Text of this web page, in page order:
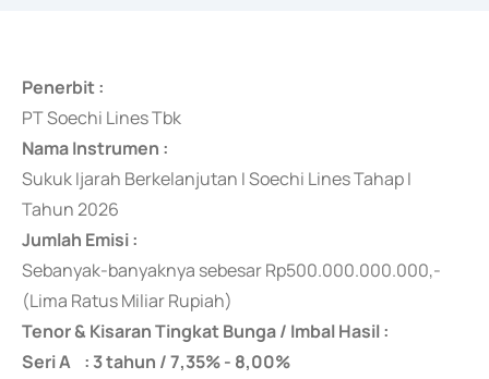
Penerbit :
PT Soechi Lines Tbk
Nama Instrumen :
Sukuk Ijarah Berkelanjutan I Soechi Lines Tahap I
Tahun 2026
Jumlah Emisi :
Sebanyak-banyaknya sebesar Rp500.000.000.000,-
(Lima Ratus Miliar Rupiah)
Tenor & Kisaran Tingkat Bunga / Imbal Hasil :
Seri A : 3 tahun / 7,35% - 8,00%